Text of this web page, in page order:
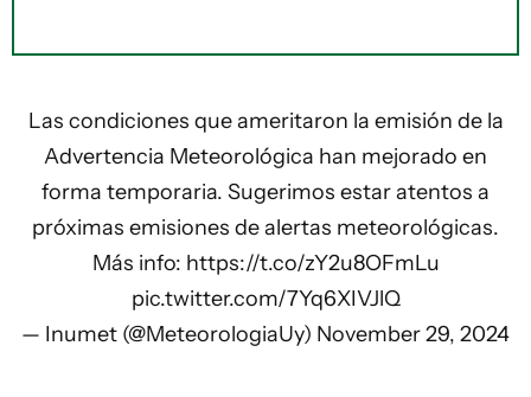
Las condiciones que ameritaron la emisión de la
Advertencia Meteorológica han mejorado en
forma temporaria. Sugerimos estar atentos a
próximas emisiones de alertas meteorológicas.
Más info: https://t.co/zY2u8OFmLu
pic.twitter.com/7Yq6XIVJlQ
— Inumet (@MeteorologiaUy) November 29, 2024